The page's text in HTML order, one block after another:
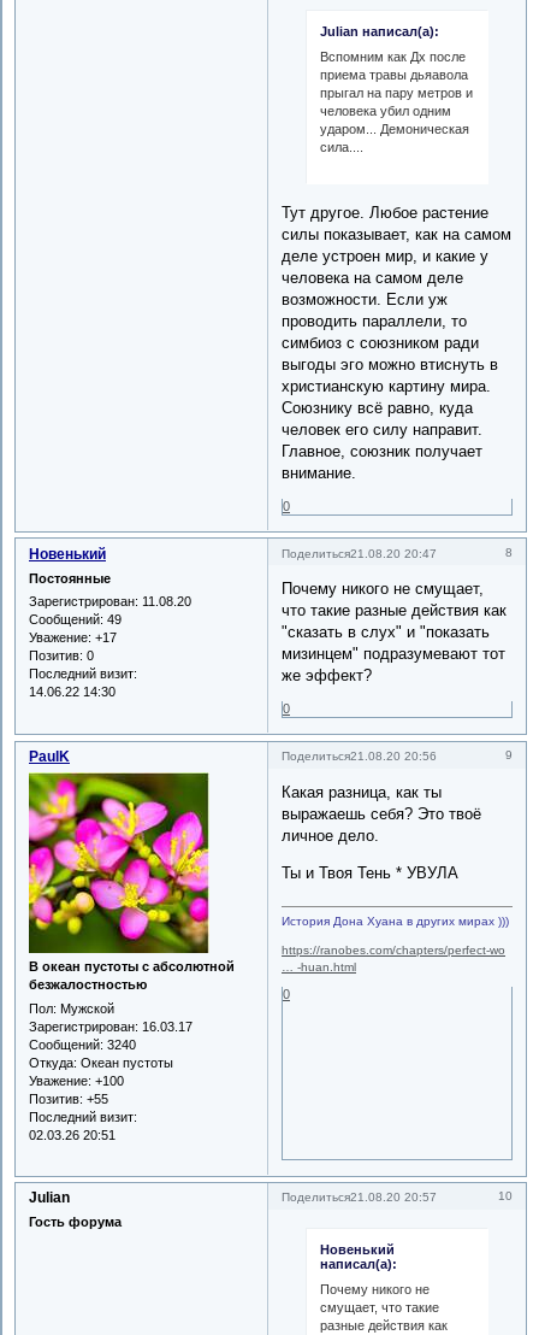
Julian написал(а):
Вспомним как Дх после
приема травы дьяавола
прыгал на пару метров и
человека убил одним
ударом... Демоническая
сила....
Тут другое. Любое растение
силы показывает, как на самом
деле устроен мир, и какие у
человека на самом деле
возможности. Если уж
проводить параллели, то
симбиоз с союзником ради
выгоды эго можно втиснуть в
христианскую картину мира.
Союзнику всё равно, куда
человек его силу направит.
Главное, союзник получает
внимание.
0
Поделиться 8
21.08.20 20:47
Новенький
Постоянные
Зарегистрирован: 11.08.20
Сообщений: 49
Уважение: +17
Позитив: 0
Последний визит:
14.06.22 14:30
Почему никого не смущает,
что такие разные действия как
"сказать в слух" и "показать
мизинцем" подразумевают тот
же эффект?
0
Поделиться 9
21.08.20 20:56
PaulK
В океан пустоты с абсолютной
безжалостностью
Пол: Мужской
Зарегистрирован: 16.03.17
Сообщений: 3240
Откуда: Океан пустоты
Уважение: +100
Позитив: +55
Последний визит:
02.03.26 20:51
Какая разница, как ты
выражаешь себя? Это твоё
личное дело.
Ты и Твоя Тень * УВУЛА
История Дона Хуана в других мирах )))
https://ranobes.com/chapters/perfect-wo
… -huan.html
0
Поделиться 10
21.08.20 20:57
Julian
Гость форума
Новенький
написал(а):
Почему никого не
смущает, что такие
разные действия как